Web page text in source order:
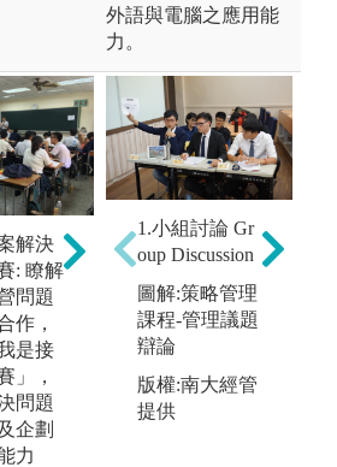
外語與電腦之應用能
力。
解決
: 瞭解
問題
作，
是接
」，
問題
企劃
力
個案分析或研
討: 針對國內外
實務教學個
案，學生進行
分組討論，培
養分析解決問
題、溝通協
1.小組討論 Gr
oup Discussion
圖解:策略管理
課程-管理議題
辯論
版權:南大經管
提供